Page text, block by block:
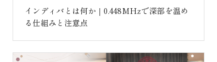
インディバとは何か｜0.448MHzで深部を温め
る仕組みと注意点